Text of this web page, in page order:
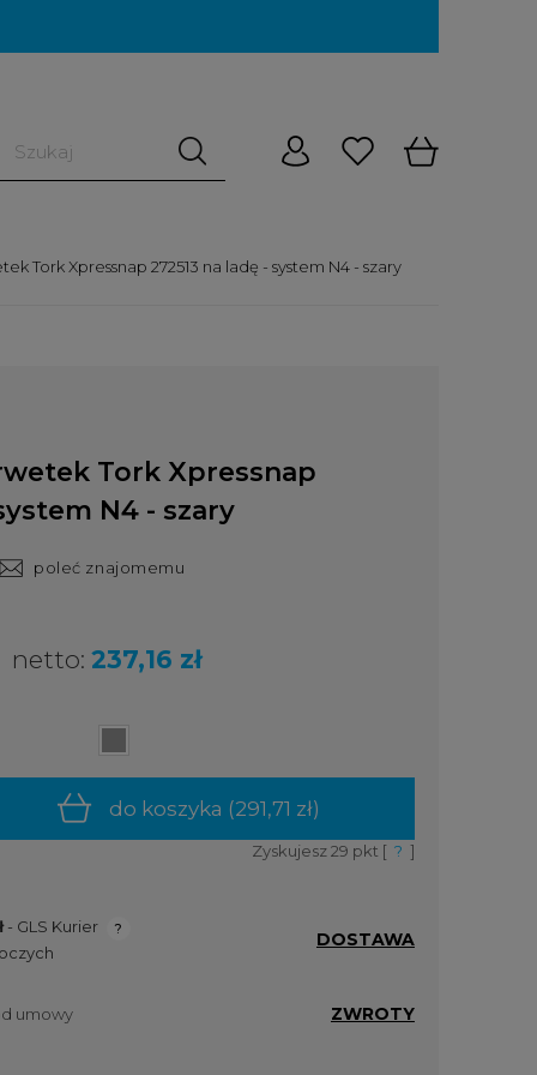
Tork Xpressnap 272513 na ladę - system N4 - szary
Tork Xpressnap
N4 - szary
poleć znajomemu
netto: 237,16 zł
do koszyka (291,71 zł)
Zyskujesz29 pkt [ ? ]
- GLS Kurier
DOSTAWA
umowy ZWROTY